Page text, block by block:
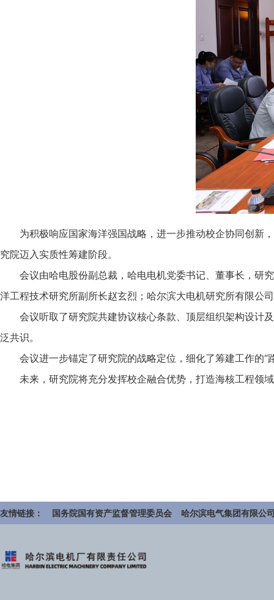
为积极响应国家海洋强国战略，进一步推动校企协同创新
究院迈入实质性筹建阶段。
会议由哈电股份副总裁，哈电电机党委书记、董事长，研
洋工程技术研究所副所长赵玄烈；哈尔滨大电机研究所有限公
会议听取了研究院共建协议核心条款、顶层组织架构设计
泛共识。
会议进一步锚定了研究院的战略定位，细化了筹建工作的
未来，研究院将充分发挥校企融合优势，打造海核工程领
友情链接： 国务院国有资产监督管理委员会 哈尔滨电气集团有限公